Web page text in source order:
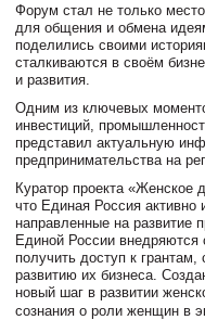
Форум стал не только
для общения и обмена
поделились своими
сталкиваются в своём
и развития.
Одним из ключевых
инвестиций,
представил актуальную
предпринимательства на
Куратор проекта
что Единая Россия активно
направленные на развитие
Единой России
получить доступ к
развитию их бизнеса.
новый шаг в развитии
сознания о роли женщин в